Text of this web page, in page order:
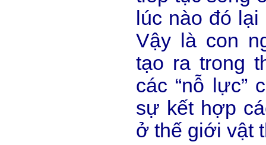
lúc nào đó
Vậy là con
tạo ra trong
các “nỗ lực”
sự kết hợp
ở thế giới vật